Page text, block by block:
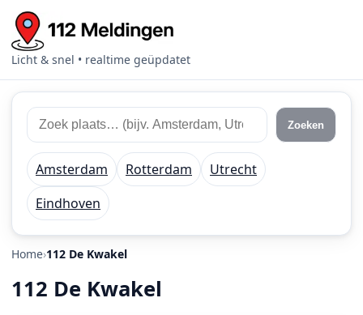
Licht & snel • realtime geüpdatet
Zoek
112
meldingen
Zoek
plaats
of
regio
Zoeken
Amsterdam Rotterdam
Utrecht
Eindhoven
Home 112 De Kwakel
112 De Kwakel